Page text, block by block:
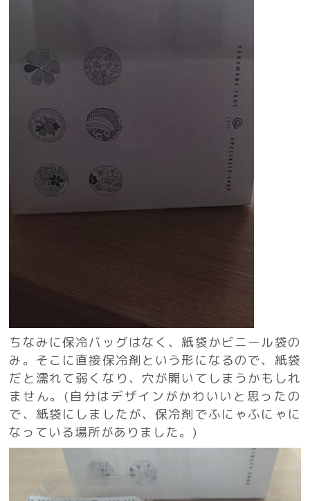
ちなみに保冷バッグはなく、紙袋かビニール袋の
み。そこに直接保冷剤という形になるので、紙袋
だと濡れて弱くなり、穴が開いてしまうかもしれ
ません。(自分はデザインがかわいいと思ったの
で、紙袋にしましたが、保冷剤でふにゃふにゃに
なっている場所がありました。)